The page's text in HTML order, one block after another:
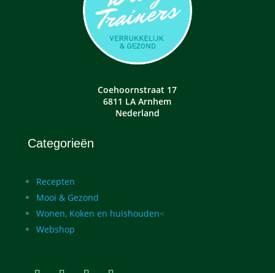
Coehoornstraat 17
6811 LA Arnhem
Nederland
Categorieën
Recepten
Mooi & Gezond
Wonen, Koken en huishouden<
Webshop